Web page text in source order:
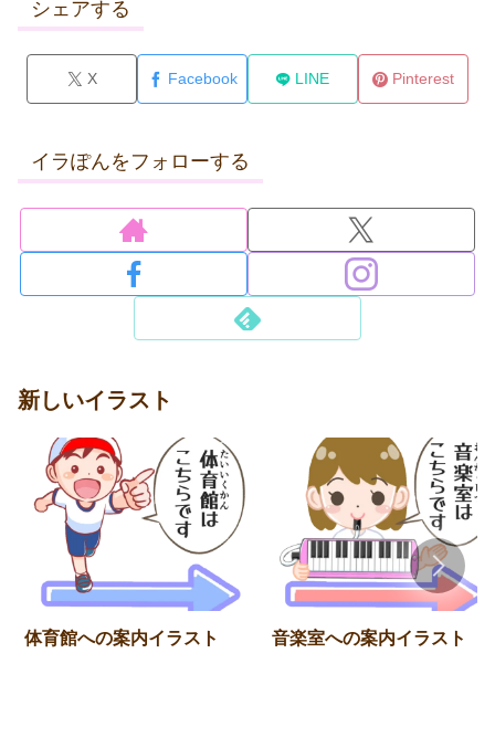
シェアする
X Facebook LINE Pinterest
イラぽんをフォローする
新しいイラスト
体育館への案内イラスト 音楽室への案内イラスト